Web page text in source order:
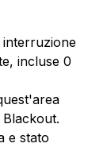
interruzione
incluse 0
e stato